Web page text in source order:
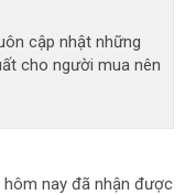
cập nhật những
cho người mua nên
nay đã nhận được